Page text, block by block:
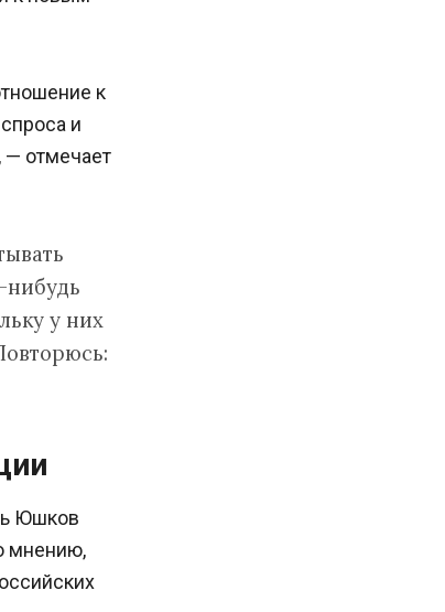
к
и
— отмечает
нибудь
у них
Юшков
мнению,